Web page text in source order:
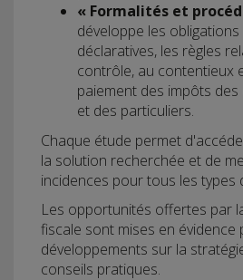
« Formalités et
développe les obligations
déclaratives, les règles
contrôle, au contentieux
paiement des impôts
et des particuliers.
Chaque étude permet
la solution recherchée et de
incidences pour tous les types
Les opportunités offertes par
fiscale sont mises en évidence
développements sur la
conseils pratiques.